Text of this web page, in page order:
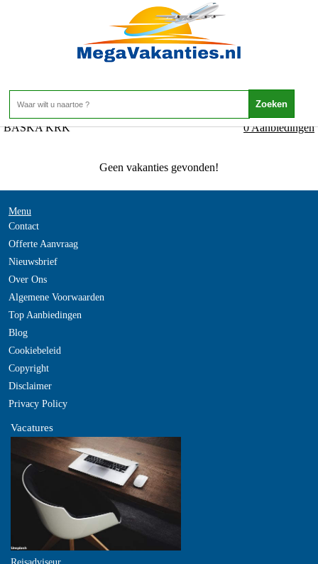
Home>
BASKA KRK 0 Aanbiedingen
Geen vakanties gevonden!
Menu
Contact
Offerte Aanvraag
Nieuwsbrief
Over Ons
Algemene Voorwaarden
Top Aanbiedingen
Blog
Cookiebeleid
Copyright
Disclaimer
Privacy Policy
Vacatures